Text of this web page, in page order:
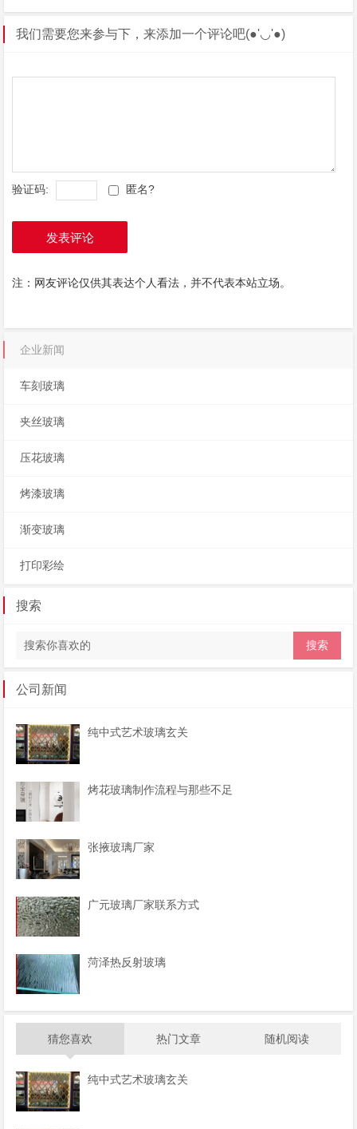
我们需要您来参与下，来添加一个评论吧(●'◡'●)
验证码: 匿名?
发表评论
注：网友评论仅供其表达个人看法，并不代表本站立场。
企业新闻
车刻玻璃
夹丝玻璃
压花玻璃
烤漆玻璃
渐变玻璃
打印彩绘
搜索
公司新闻
纯中式艺术玻璃玄关
烤花玻璃制作流程与那些不足
张掖玻璃厂家
广元玻璃厂家联系方式
菏泽热反射玻璃
猜您喜欢 热门文章 随机阅读
纯中式艺术玻璃玄关